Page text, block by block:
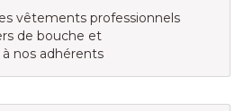
vêtements professionnels
de bouche et
nos adhérents